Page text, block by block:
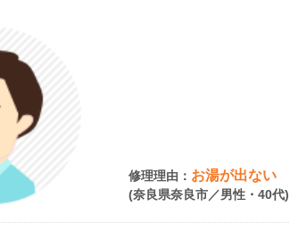
修理理由： お湯が出ない
(奈良県奈良市／男性・40代)